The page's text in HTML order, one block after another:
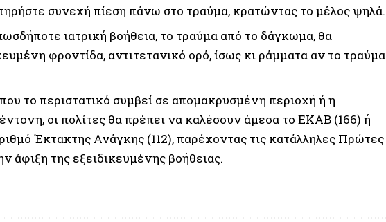
συνεχή πίεση πάνω στο τραύμα, κρατώντας το μέλος ψηλά.
ιατρική βοήθεια, το τραύμα από το δάγκωμα, θα
φροντίδα, αντιτετανικό ορό, ίσως κι ράμματα αν το τραύμα
το περιστατικό συμβεί σε απομακρυσμένη περιοχή ή η
έντονη, οι πολίτες θα πρέπει να καλέσουν άμεσα το ΕΚΑΒ (166) ή
Έκτακτης Ανάγκης (112), παρέχοντας τις κατάλληλες Πρώτες
άφιξη της εξειδικευμένης βοήθειας.